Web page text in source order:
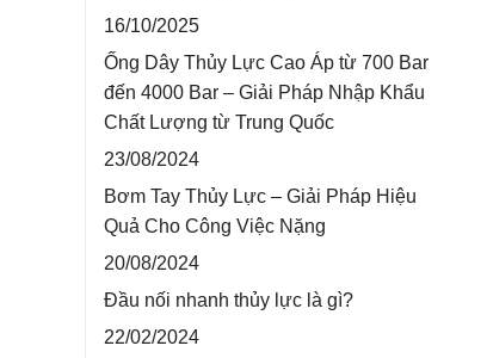
16/10/2025
Ống Dây Thủy Lực Cao Áp từ 700 Bar
đến 4000 Bar – Giải Pháp Nhập Khẩu
Chất Lượng từ Trung Quốc
23/08/2024
Bơm Tay Thủy Lực – Giải Pháp Hiệu
Quả Cho Công Việc Nặng
20/08/2024
Đầu nối nhanh thủy lực là gì?
22/02/2024